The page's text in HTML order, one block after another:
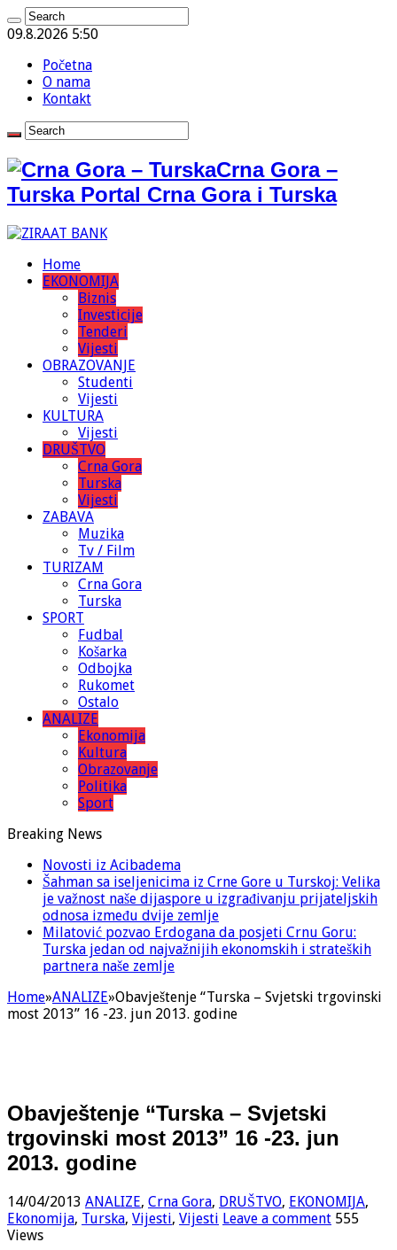
09.8.2026 5:50
Početna
O nama
Kontakt
Crna Gora –
Turska Portal Crna Gora i Turska
Home
EKONOMIJA
Biznis
Investicije
Tenderi
Vijesti
OBRAZOVANJE
Studenti
Vijesti
KULTURA
Vijesti
DRUŠTVO
Crna Gora
Turska
Vijesti
ZABAVA
Muzika
Tv / Film
TURIZAM
Crna Gora
Turska
SPORT
Fudbal
Košarka
Odbojka
Rukomet
Ostalo
ANALIZE
Ekonomija
Kultura
Obrazovanje
Politika
Sport
Breaking News
Novosti iz Acibadema
Šahman sa iseljenicima iz Crne Gore u Turskoj: Velika
je važnost naše dijaspore u izgrađivanju prijateljskih
odnosa između dvije zemlje
Milatović pozvao Erdogana da posjeti Crnu Goru:
Turska jedan od najvažnijih ekonomskih i strateških
partnera naše zemlje
Home»ANALIZE»Obavještenje “Turska – Svjetski trgovinski
most 2013” 16 -23. jun 2013. godine
Obavještenje “Turska – Svjetski
trgovinski most 2013” 16 -23. jun
2013. godine
14/04/2013 ANALIZE, Crna Gora, DRUŠTVO, EKONOMIJA,
Ekonomija, Turska, Vijesti, Vijesti Leave a comment 555
Views